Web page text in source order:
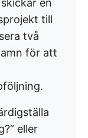
en
till
två
för att
eller